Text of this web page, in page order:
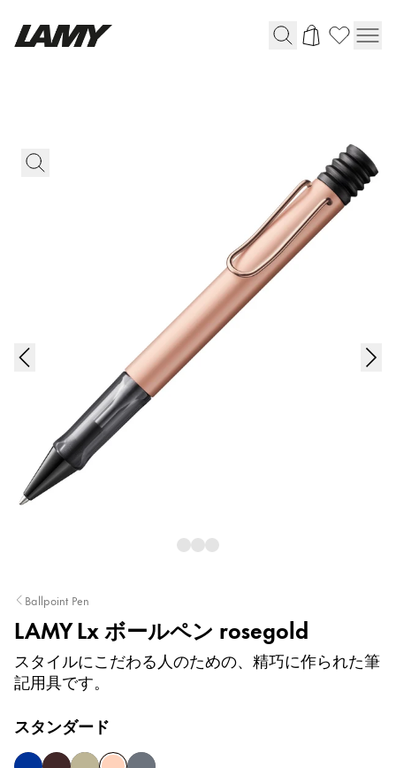
Ballpoint Pens
Digital Paper
Painting & Drawing
Water Colour
Equipment & Accessories
Refills
Ink
Spare Parts
Nibs
Cases
Notebooks
Ballpoint Pen
LAMY Lx ボールペン rosegold
スタイルにこだわる人のための、精巧に作られた筆
記用具です。
スタンダード